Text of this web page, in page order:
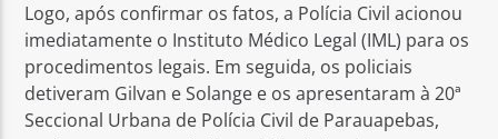
Logo, após confirmar os fatos, a Polícia Civil acionou
imediatamente o Instituto Médico Legal (IML) para os
procedimentos legais. Em seguida, os policiais
detiveram Gilvan e Solange e os apresentaram à 20ª
Seccional Urbana de Polícia Civil de Parauapebas,